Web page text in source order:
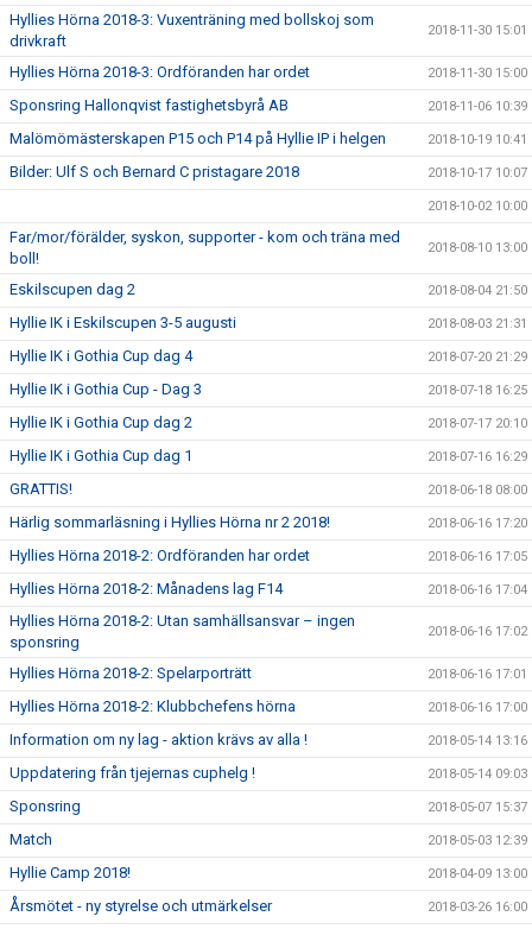
Hyllies Hörna 2018-3: Vuxenträning med bollskoj som
drivkraft
2018-11-30 15:01
Hyllies Hörna 2018-3: Ordföranden har ordet 2018-11-30 15:00
Sponsring Hallonqvist fastighetsbyrå AB 2018-11-06 10:39
Malömömästerskapen P15 och P14 på Hyllie IP i helgen 2018-10-19 10:41
Bilder: Ulf S och Bernard C pristagare 2018 2018-10-17 10:07
2018-10-02 10:00
Far/mor/förälder, syskon, supporter - kom och träna med
boll!
2018-08-10 13:00
Eskilscupen dag 2 2018-08-04 21:50
Hyllie IK i Eskilscupen 3-5 augusti 2018-08-03 21:31
Hyllie IK i Gothia Cup dag 4 2018-07-20 21:29
Hyllie IK i Gothia Cup - Dag 3 2018-07-18 16:25
Hyllie IK i Gothia Cup dag 2 2018-07-17 20:10
Hyllie IK i Gothia Cup dag 1 2018-07-16 16:29
GRATTIS! 2018-06-18 08:00
Härlig sommarläsning i Hyllies Hörna nr 2 2018! 2018-06-16 17:20
Hyllies Hörna 2018-2: Ordföranden har ordet 2018-06-16 17:05
Hyllies Hörna 2018-2: Månadens lag F14 2018-06-16 17:04
Hyllies Hörna 2018-2: Utan samhällsansvar – ingen
sponsring
2018-06-16 17:02
Hyllies Hörna 2018-2: Spelarporträtt 2018-06-16 17:01
Hyllies Hörna 2018-2: Klubbchefens hörna 2018-06-16 17:00
Information om ny lag - aktion krävs av alla ! 2018-05-14 13:16
Uppdatering från tjejernas cuphelg ! 2018-05-14 09:03
Sponsring 2018-05-07 15:37
Match 2018-05-03 12:39
Hyllie Camp 2018! 2018-04-09 13:00
Årsmötet - ny styrelse och utmärkelser 2018-03-26 16:00